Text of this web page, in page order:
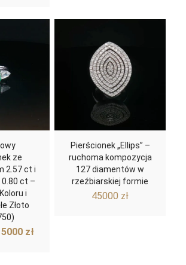
ze
2.57 ct i
ct –
i
Złoto
złAktualna
Pierścionek „Ellips” –
ruchoma kompozycja
127 diamentów w
rzeźbiarskiej formie
45000 zł